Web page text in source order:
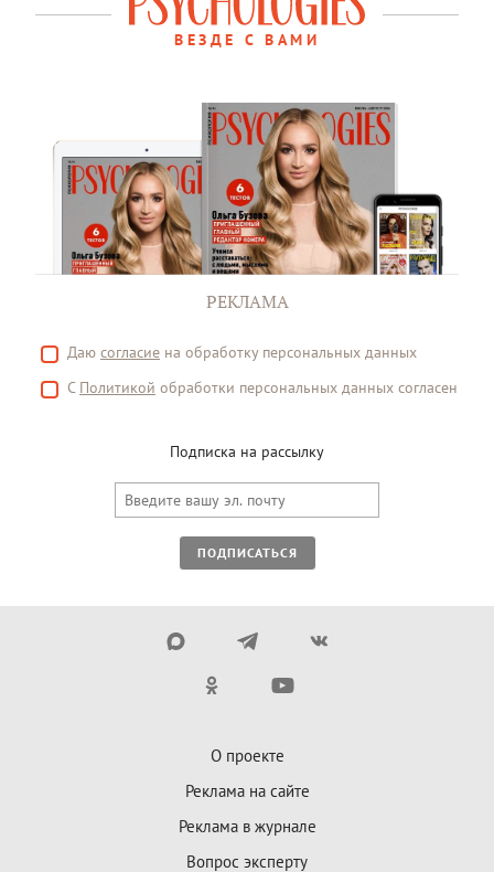
ВЕЗДЕ С ВАМИ
РЕКЛАМА
Даю согласие на обработку персональных данных
С Политикой обработки персональных данных согласен
Подписка на рассылку
ПОДПИСАТЬСЯ
О проекте
Реклама на сайте
Реклама в журнале
Вопрос эксперту